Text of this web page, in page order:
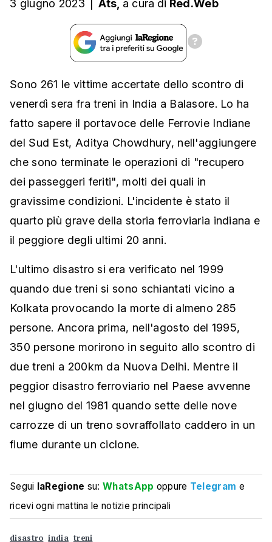
3 giugno 2023 Ats, a cura di Red.Web
Sono 261 le vittime accertate dello scontro di
venerdì sera fra treni in India a Balasore. Lo ha
fatto sapere il portavoce delle Ferrovie Indiane
del Sud Est, Aditya Chowdhury, nell'aggiungere
che sono terminate le operazioni di "recupero
dei passeggeri feriti", molti dei quali in
gravissime condizioni. L'incidente è stato il
quarto più grave della storia ferroviaria indiana e
il peggiore degli ultimi 20 anni.
L'ultimo disastro si era verificato nel 1999
quando due treni si sono schiantati vicino a
Kolkata provocando la morte di almeno 285
persone. Ancora prima, nell'agosto del 1995,
350 persone morirono in seguito allo scontro di
due treni a 200km da Nuova Delhi. Mentre il
peggior disastro ferroviario nel Paese avvenne
nel giugno del 1981 quando sette delle nove
carrozze di un treno sovraffollato caddero in un
fiume durante un ciclone.
Segui laRegione su:WhatsApp oppure Telegram e
ricevi ogni mattina le notizie principali
disastro india treni